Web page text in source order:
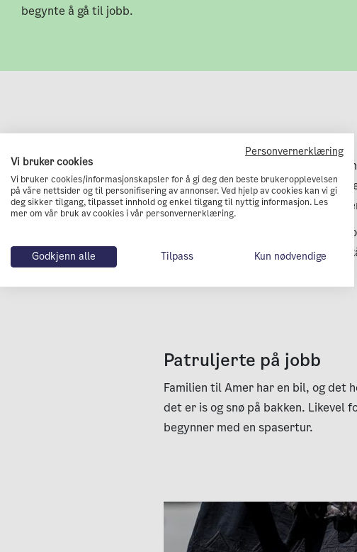
begynte å gå til jobb.
Det var i fjor sommer at Amer
til jobb. Hun hadde blitt fortalt at
muskulatur, og ønsket å teste en
– Jeg merker at jeg har fått bedre
jobben. Det er god mosjon som er
Patruljerte på jobb
Familien til Amer har en bil, og det
det er is og snø på bakken. Likevel
begynner med en spasertur.
Personvernerklæring
Vi bruker cookies
Vi bruker cookies/informasjonskapsler for å gi deg den beste brukeropplevelsen
på våre nettsider og til personifisering av annonser. Ved hjelp av cookies kan vi gi
deg sikker tilgang, tilpasset innhold og enkel tilgang til nyttig informasjon. Les
mer om vår bruk av cookies i vår personvernerklæring.
Godkjenn alle Tilpass Kun nødvendige